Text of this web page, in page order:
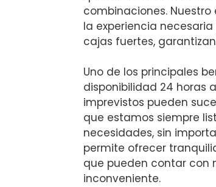
combinaciones.
la experiencia
cajas fuertes,
Uno de los principales
disponibilidad 24 horas
imprevistos pueden
que estamos siempre
necesidades, sin
permite ofrecer
que pueden contar con
inconveniente.